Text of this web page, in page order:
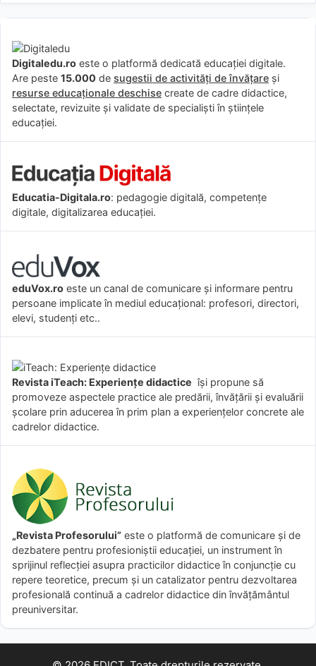
Digitaledu.ro este o platformă dedicată educației digitale.
Are peste 15.000 de sugestii de activități de învățare și
resurse educaționale deschise create de cadre didactice,
selectate, revizuite și validate de specialiști în științele
educației.
Educatia-Digitala.ro: pedagogie digitală, competențe
digitale, digitalizarea educației.
eduVox.ro este un canal de comunicare și informare pentru
persoane implicate în mediul educațional: profesori, directori,
elevi, studenți etc..
Revista iTeach: Experienţe didactice îşi propune să
promoveze aspectele practice ale predării, învăţării şi evaluării
şcolare prin aducerea în prim plan a experienţelor concrete ale
cadrelor didactice.
„Revista Profesorului” este o platformă de comunicare și de
dezbatere pentru profesioniștii educației, un instrument în
sprijinul reflecției asupra practicilor didactice în conjuncție cu
repere teoretice, precum și un catalizator pentru dezvoltarea
profesională continuă a cadrelor didactice din învățământul
preuniversitar.